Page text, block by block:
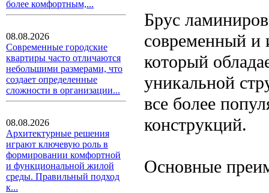
более комфортным,...
08.08.2026
Современные городские
квартиры часто отличаются
небольшими размерами, что
создает определенные
сложности в организации...
08.08.2026
Архитектурные решения
играют ключевую роль в
формировании комфортной
и функциональной жилой
среды. Правильный подход
к...
Брус
современный и
который
уникальной
все более
конструкций.
Основные